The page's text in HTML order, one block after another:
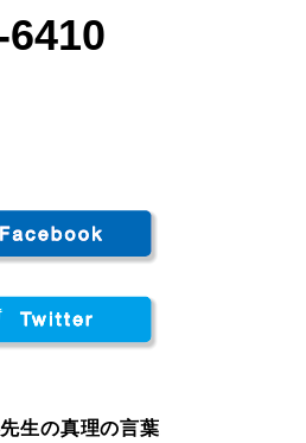
生の真理の言葉